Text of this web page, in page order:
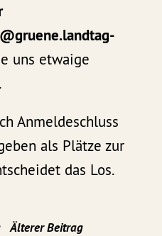
uns etwaige
Anmeldeschluss
als Plätze zur
das Los.
Älterer Beitrag